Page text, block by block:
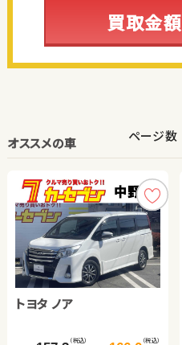
買取金額
オススメの車 ページ数
トヨタ ノア
（税込） （税込）
ホンダ Ｎ ＢＯＸ
スバル フォレスター ハイ
（税込） （税込）
トヨタ ルーミー
（税込） （税込）